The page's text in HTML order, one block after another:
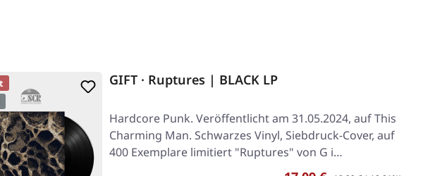
GIFT · Ruptures | BLACK LP
Hardcore Punk. Veröffentlicht am 31.05.2024, auf This
Charming Man. Schwarzes Vinyl, Siebdruck-Cover, auf
400 Exemplare limitiert "Ruptures" von G i…
Regulärer Preis: